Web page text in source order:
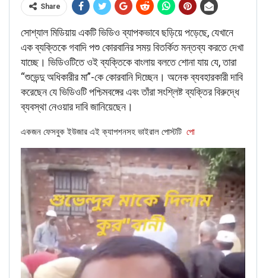
RELATED POSTS
BANGLA
Verified: শুভেন্দু অধিকারীকে নিয়ে ব্যঙ্গাত্মক ভিডিওটি পশ্চিমবঙ্গ নয়, বরং
বাংলাদেশের।
Jun 22, 2026
CORONAVIRUS FACT CHECK
Fact Check: Did Centre Reject ‘Emergency Use’ Approval
of COVID-19 Vaccines? Here’s The Truth
Dec 17, 2020
ENGLISH
Fact Check: Old Pictures Of Indian Flag Being
Disrespected Falsely Linked To Ongoing Farmers’
Protest;…
Dec 16, 2020
Share
সোশ্যাল মিডিয়ায় একটি ভিডিও ব্যাপকভাবে ছড়িয়ে পড়েছে, যেখানে
এক ব্যক্তিকে গবাদি পশু কোরবানির সময় বিতর্কিত মন্তব্য করতে দেখা
যাচ্ছে। ভিডিওটিতে ওই ব্যক্তিকে বাংলায় বলতে শোনা যায় যে, তারা
“শুভেন্দু অধিকারীর মা”-কে কোরবানি দিচ্ছেন। অনেক ব্যবহারকারী দাবি
করেছেন যে ভিডিওটি পশ্চিমবঙ্গের এবং তাঁরা সংশ্লিষ্ট ব্যক্তির বিরুদ্ধে
ব্যবস্থা নেওয়ার দাবি জানিয়েছেন।
একজন ফেসবুক ইউজার এই ক্যাপশনসহ ভাইরাল পোস্টটি পো